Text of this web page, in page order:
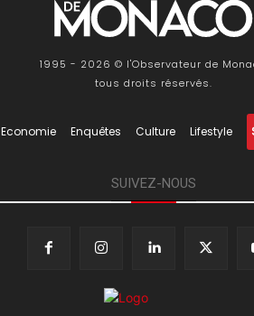
1995 - 2026 © l'Observateur de
tous droits réservés.
Economie Enquêtes Culture Lifestyle
SUIVEZ-NOUS